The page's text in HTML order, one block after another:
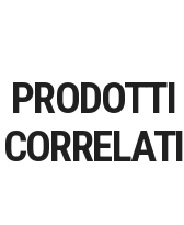
PRODOTTI
CORRELATI